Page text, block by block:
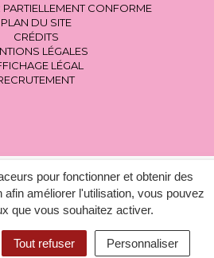
pour fonctionner et obtenir des
afin améliorer l'utilisation, vous pouvez
que vous souhaitez activer.
Tout refuser Personnaliser
EN 1 CLIC ACCESSIBILITÉ
PARTIELLEMENT CONFORME
PLAN DU SITE
CRÉDITS
LÉGALES
LÉGAL